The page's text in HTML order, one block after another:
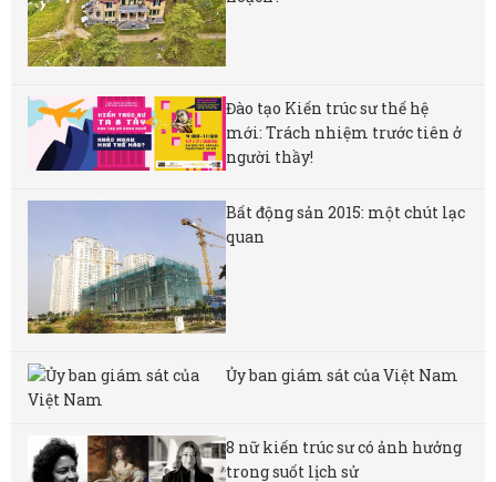
Đào tạo Kiến trúc sư thế hệ
mới: Trách nhiệm trước tiên ở
người thầy!
Bất động sản 2015: một chút lạc
quan
Ủy ban giám sát của Việt Nam
8 nữ kiến ​​trúc sư có ảnh hưởng
trong suốt lịch sử